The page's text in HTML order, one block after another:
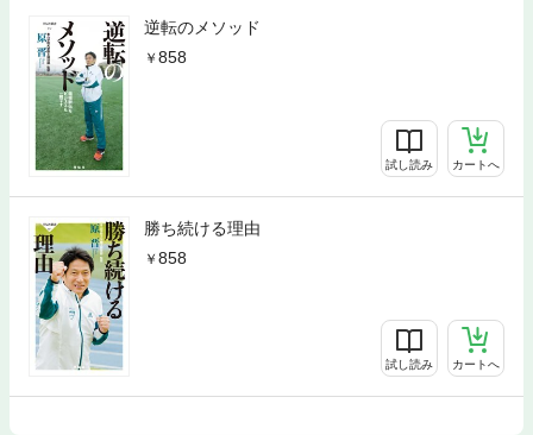
逆転のメソッド
858
試し読み カートへ
勝ち続ける理由
858
試し読み カートへ